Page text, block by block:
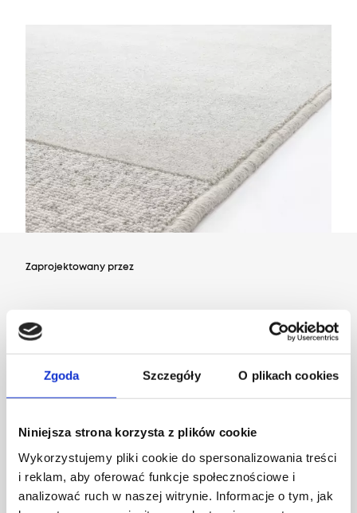
Zgoda Szczegóły O plikach cookies
Niniejsza strona korzysta z plików cookie
Wykorzystujemy pliki cookie do spersonalizowania treści
i reklam, aby oferować funkcje społecznościowe i
analizować ruch w naszej witrynie. Informacje o tym, jak
Zaprojektowany przez
Dział Wzornictwa Agnelli